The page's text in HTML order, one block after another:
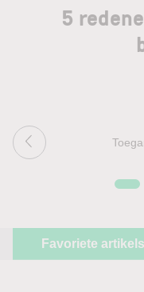
5
Favoriete artikels